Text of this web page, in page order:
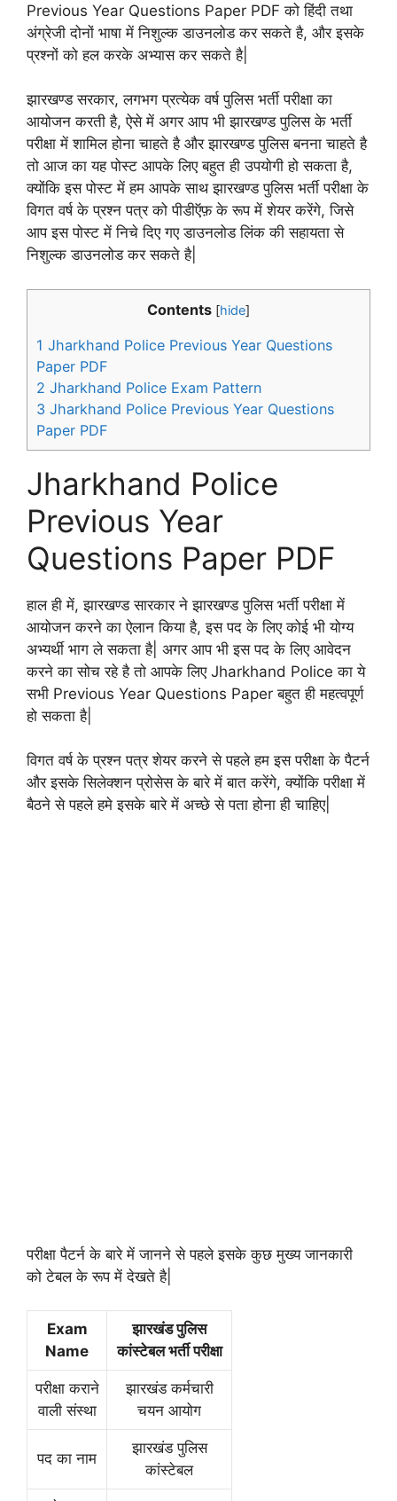
Previous Year Questions Paper PDF को हिंदी तथा
अंग्रेजी दोनों भाषा में निशुल्क डाउनलोड कर सकते है, और इसके
प्रश्नों को हल करके अभ्यास कर सकते है|
झारखण्ड सरकार, लगभग प्रत्येक वर्ष पुलिस भर्ती परीक्षा का
आयोजन करती है, ऐसे में अगर आप भी झारखण्ड पुलिस के भर्ती
परीक्षा में शामिल होना चाहते है और झारखण्ड पुलिस बनना चाहते है
तो आज का यह पोस्ट आपके लिए बहुत ही उपयोगी हो सकता है,
क्योंकि इस पोस्ट में हम आपके साथ झारखण्ड पुलिस भर्ती परीक्षा के
विगत वर्ष के प्रश्न पत्र को पीडीऍफ़ के रूप में शेयर करेंगे, जिसे
आप इस पोस्ट में निचे दिए गए डाउनलोड लिंक की सहायता से
निशुल्क डाउनलोड कर सकते है|
Contents [hide]
1 Jharkhand Police Previous Year Questions
Paper PDF
2 Jharkhand Police Exam Pattern
3 Jharkhand Police Previous Year Questions
Paper PDF
Jharkhand Police
Previous Year
Questions Paper PDF
हाल ही में, झारखण्ड सारकार ने झारखण्ड पुलिस भर्ती परीक्षा में
आयोजन करने का ऐलान किया है, इस पद के लिए कोई भी योग्य
अभ्यर्थी भाग ले सकता है| अगर आप भी इस पद के लिए आवेदन
करने का सोच रहे है तो आपके लिए Jharkhand Police का ये
सभी Previous Year Questions Paper बहुत ही महत्वपूर्ण
हो सकता है|
विगत वर्ष के प्रश्न पत्र शेयर करने से पहले हम इस परीक्षा के पैटर्न
और इसके सिलेक्शन प्रोसेस के बारे में बात करेंगे, क्योंकि परीक्षा में
बैठने से पहले हमे इसके बारे में अच्छे से पता होना ही चाहिए|
परीक्षा पैटर्न के बारे में जानने से पहले इसके कुछ मुख्य जानकारी
को टेबल के रूप में देखते है|
Exam
Name
झारखंड पुलिस
कांस्टेबल भर्ती परीक्षा
परीक्षा कराने
वाली संस्था
झारखंड कर्मचारी
चयन आयोग
पद का नाम
झारखंड पुलिस
कांस्टेबल